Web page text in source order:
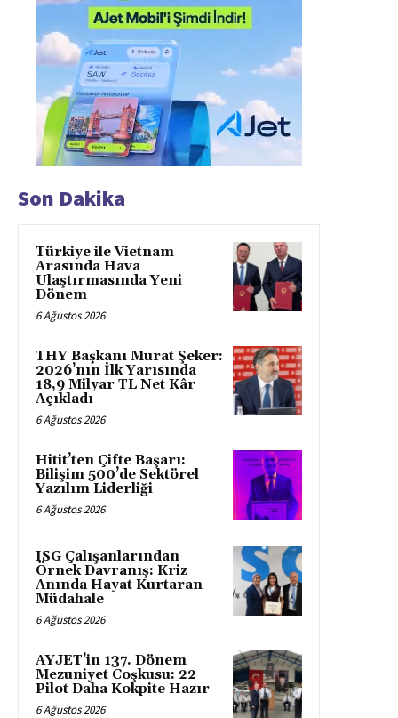
Son Dakika
Türkiye ile Vietnam
Arasında Hava
Ulaştırmasında Yeni
Dönem
6 Ağustos 2026
THY Başkanı Murat Şeker:
2026’nın İlk Yarısında
18,9 Milyar TL Net Kâr
Açıkladı
6 Ağustos 2026
Hitit’ten Çifte Başarı:
Bilişim 500’de Sektörel
Yazılım Liderliği
6 Ağustos 2026
ISG Çalışanlarından
Örnek Davranış: Kriz
Anında Hayat Kurtaran
Müdahale
6 Ağustos 2026
AYJET’in 137. Dönem
Mezuniyet Coşkusu: 22
Pilot Daha Kokpite Hazır
6 Ağustos 2026